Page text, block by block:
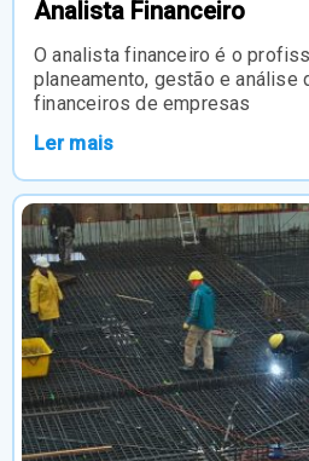
Analista Financeiro
O analista financeiro é o
planeamento, gestão e
financeiros de empresas
Ler mais